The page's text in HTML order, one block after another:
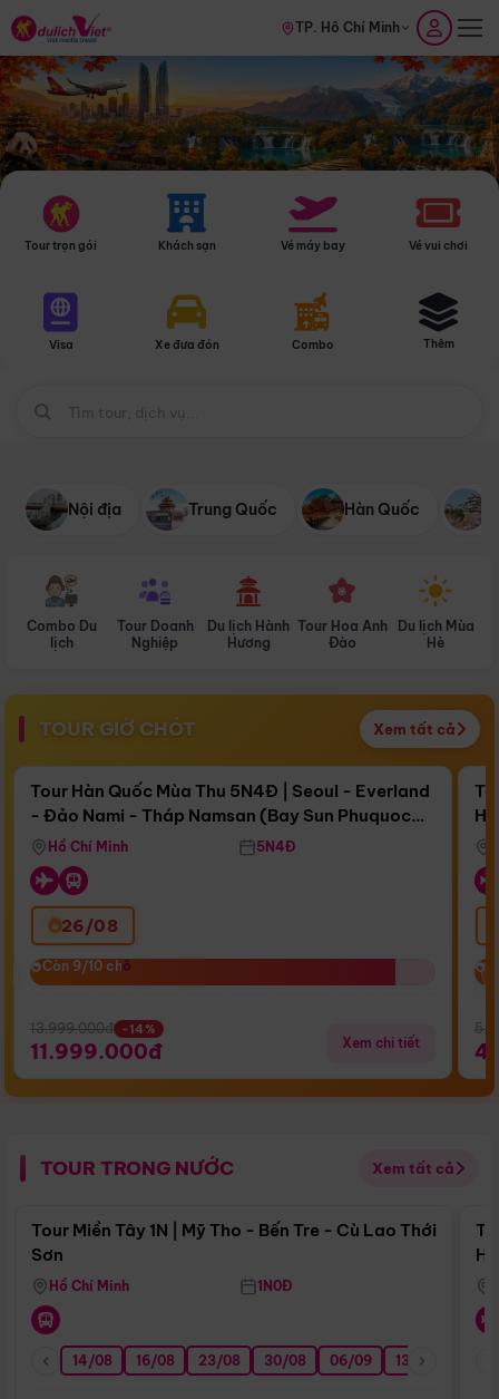
TP. Hồ Chí Minh
Tour trọn gói Khách sạn Vé máy bay Vé vui chơi
Visa Xe đưa đón Combo Thêm
Nội địa Trung Quốc Hàn Quốc
Combo Du
lịch
Tour Doanh
Nghiệp
Du lịch Hành
Hương
Tour Hoa Anh
Đào
Du lịch Mùa
Hè
TOUR GIỜ CHÓT Xem tất cả
Còn16 ngày 14:41:00
Bay Sun Phuquoc Airways
Điểm nổi bật
Tour Hàn Quốc Mùa Thu 5N4Đ | Seoul - Everland
- Đảo Nami - Tháp Namsan (Bay Sun Phuquoc
Airways)
Hồ Chí Minh 5N4Đ
26/08
Còn 9/10 chỗ
Còn 9/10 chỗ
13.999.000đ -14%
11.999.000đ Xem chi tiết
TOUR TRONG NƯỚC Xem tất cả
Điểm nổi bật
Tour Miền Tây 1N | Mỹ Tho - Bến Tre - Cù Lao Thới
Sơn
Hồ Chí Minh 1N0Đ
14/08 16/08 23/08 30/08 06/09 13/09